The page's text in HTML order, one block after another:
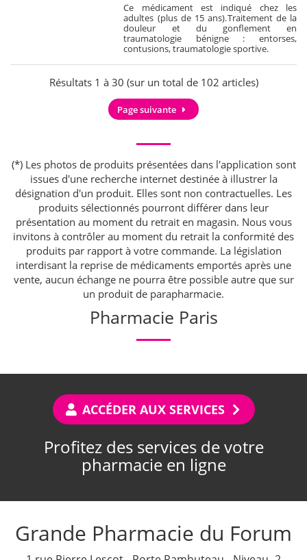
Ce médicament est indiqué chez les
adultes (plus de 15 ans).Traitement de la
douleur et du gonflement en
traumatologie bénigne : entorses,
contusions, traumatologie sportive.
Résultats 1 à 30 (sur un total de 102 articles)
Page suivante
(*) Les photos de produits présentées dans l'application sont
issues d'une recherche internet destinée à illustrer la
désignation d'un produit. Elles sont non contractuelles. Les
produits sélectionnés pourront différer dans leur
présentation au moment du retrait en magasin. Nous vous
invitons à contrôler au moment du retrait la conformité des
produits par rapport à votre commande. La législation
interdisant la reprise de médicaments emportés après une
vente, aucun échange ne pourra être possible autre que sur
un produit de parapharmacie.
Pharmacie Paris
ACCÉDER AUX SERVICES
Profitez des services de votre
pharmacie en ligne
Grande Pharmacie du Forum